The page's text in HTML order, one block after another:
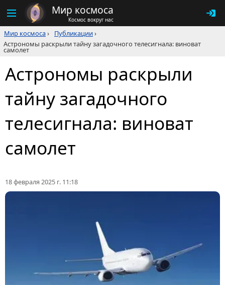
Мир космоса
Космос вокруг нас
Мир космоса› Публикации›
Астрономы раскрыли тайну загадочного телесигнала: виноват
самолет
Астрономы раскрыли
тайну загадочного
телесигнала: виноват
самолет
18 февраля 2025 г. 11:18